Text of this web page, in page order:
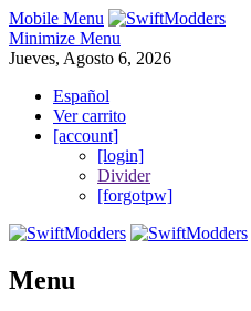
Mobile Menu
Minimize Menu
Jueves, Agosto 6, 2026
Español
Ver carrito
[account]
[login]
Divider
[forgotpw]
Menu